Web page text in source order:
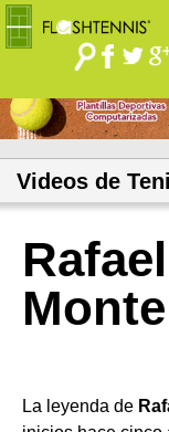
Videos de
La leyenda de